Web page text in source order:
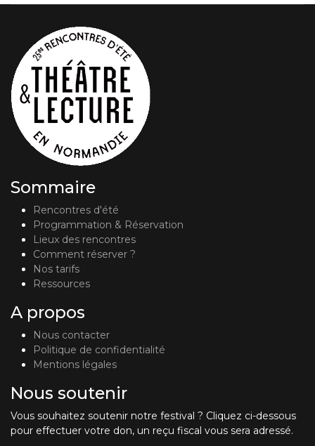
Sommaire
Rencontres d'été
Programmation & Réservation
Lieux des rencontres
Comment réserver ?
Nos tarifs
Ressources
A propos
Nous contacter
Politique de confidentialité
Mentions légales
Nous soutenir
Vous souhaitez soutenir notre festival ? Cliquez ci-dessous
pour effectuer votre don, un reçu fiscal vous sera adressé.